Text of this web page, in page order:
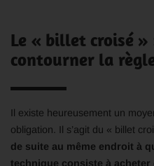
Le « billet croisé
contourner la
Il existe heureusement un
obligation. Il s’agit du « billet
de suite au même endroit à
technique consiste à acheter